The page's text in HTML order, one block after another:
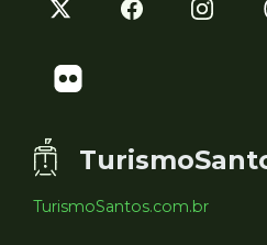
TurismoSantos.com.br